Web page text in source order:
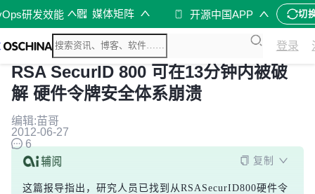
研发效能 媒体矩阵 开源中国APP 切
登录
RSA SecurID 800 可在13分钟内被破
解 硬件令牌安全体系崩溃
编辑:苗哥
2012-06-27
6
复制
这篇报导指出，研究人员已找到从RSASecurID800硬件令